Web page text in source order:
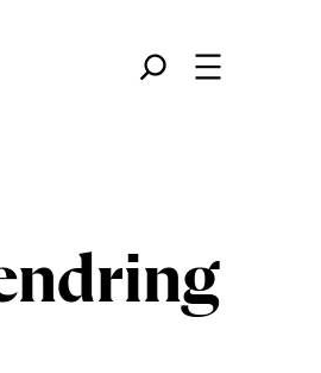
Søk